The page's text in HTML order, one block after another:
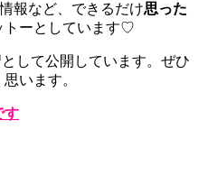
報など、できるだけ思った
トーとしています♡
して公開しています。ぜひ
います。
す